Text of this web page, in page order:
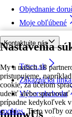
Nastavenia
My a našich 18
pristupujeme,
cookie, za účelom
udeliť alebo
prípadne kedykoľvek v
cookies. Tieto voľby
Objednanie
Moje obľúbené
Kontaktujte nás
Tesco.sk
Zákaznícka
Výber obchodu
followUs